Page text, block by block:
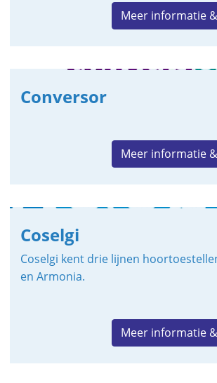
Meer informatie
Conversor
Meer informatie
Coselgi
Coselgi kent drie lijnen
en Armonia.
Meer informatie